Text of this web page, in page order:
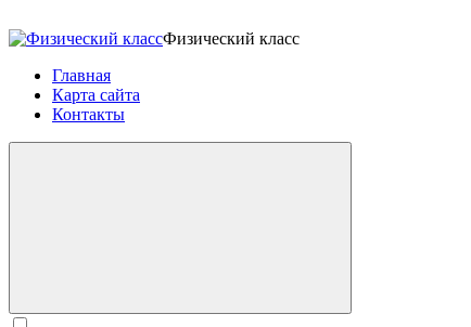
Физический класс
Главная
Карта сайта
Контакты